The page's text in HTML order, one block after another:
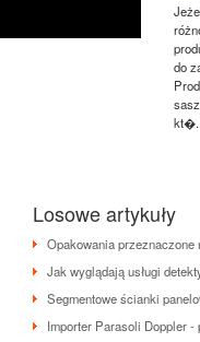
do
Losowe artykuły
Opakowania przeznaczone
Jak wyglądają usługi
Segmentowe ścianki
Importer Parasoli Doppler -